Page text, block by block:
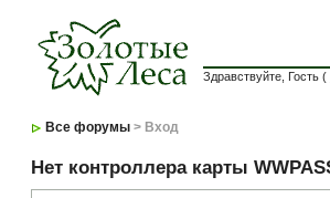
Здравствуйте, Гость (
Все форумы > Вход
Нет контроллера карты